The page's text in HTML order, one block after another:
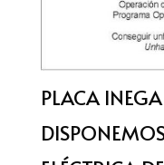
PLACA